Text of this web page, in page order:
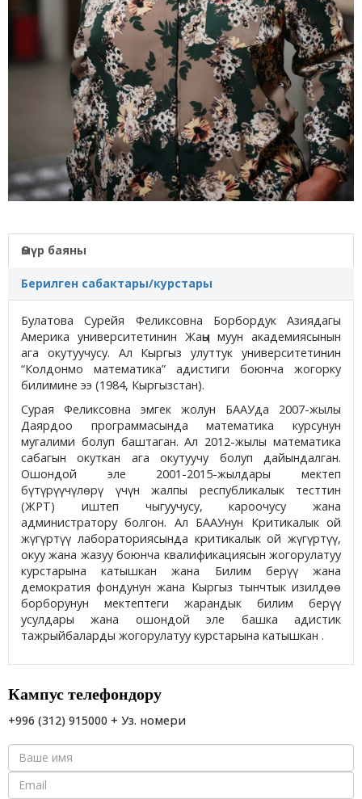
Өмүр баяны
Берилген сабактары/курстары
Булатова Сурейя Феликсовна Борбордук Азиядагы
Америка университетинин Жаңы муун академиясынын
ага окутуучусу. Ал Кыргыз улуттук университетинин
“Колдонмо математика” адистиги боюнча жогорку
билимине ээ (1984, Кыргызстан).
Сурая Феликсовна эмгек жолун БААУда 2007-жылы
Даярдоо программасында математика курсунун
мугалими болуп баштаган. Ал 2012-жылы математика
сабагын окуткан ага окутуучу болуп дайындалган.
Ошондой эле 2001-2015-жылдары мектеп
бүтүрүүчүлөрү үчүн жалпы республикалык тесттин
(ЖРТ) иштеп чыгуучусу, кароочусу жана
администратору болгон. Ал БААУнун Критикалык ой
жүгүртүү лабораториясында критикалык ой жүгүртүү,
окуу жана жазуу боюнча квалификациясын жогорулатуу
курстарына катышкан жана Билим берүү жана
демократия фондунун жана Кыргыз тынчтык изилдөө
борборунун мектептеги жарандык билим берүү
усулдары жана ошондой эле башка адистик
тажрыйбаларды жогорулатуу курстарына катышкан .
Кампус телефондору
+996 (312) 915000 + Уз. номери